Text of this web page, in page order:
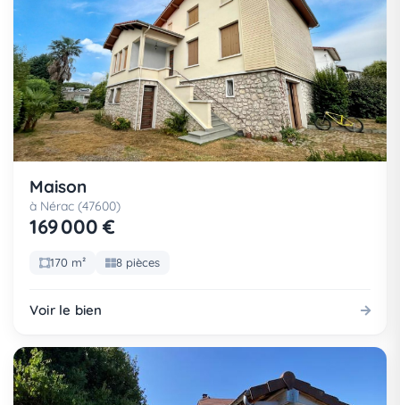
Maison
à Nérac (47600)
169 000 €
170 m² 8 pièces
Voir le bien